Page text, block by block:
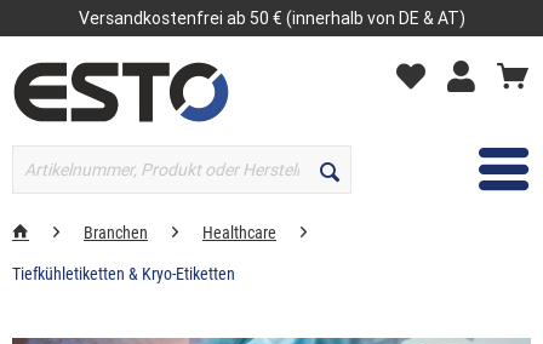
Versandkostenfrei ab 50 € (innerhalb von DE & AT)
MENÜ
Branchen Healthcare
Tiefkühletiketten & Kryo-Etiketten